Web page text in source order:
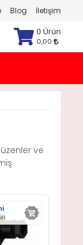
Blog İletişim
0 Ürün
0,00
ve